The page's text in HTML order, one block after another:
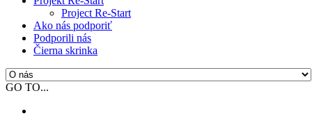
Project Re-Start
Ako nás podporiť
Podporili nás
Čierna skrinka
GO TO...